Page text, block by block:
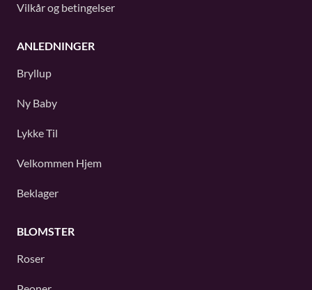
Vilkår og betingelser
ANLEDNINGER
Bryllup
Ny Baby
Lykke Til
Velkommen Hjem
Beklager
BLOMSTER
Roser